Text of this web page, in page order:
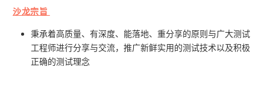
沙龙宗旨
秉承着高质量、有深度、能落地、重分享的原则与广大测试
工程师进行分享与交流，推广新鲜实用的测试技术以及积极
正确的测试理念